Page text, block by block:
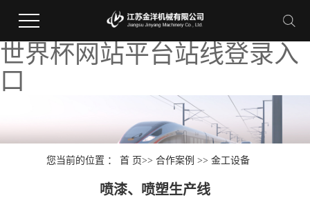
世界杯网站平台站线登录入
口
您当前的位置 ：首 页>>合作案例 >>金工设备
喷漆、喷塑生产线